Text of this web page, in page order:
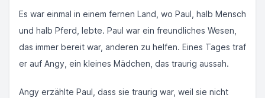
Es war einmal in einem fernen Land, wo Paul, halb Mensch
und halb Pferd, lebte. Paul war ein freundliches Wesen,
das immer bereit war, anderen zu helfen. Eines Tages traf
er auf Angy, ein kleines Mädchen, das traurig aussah.
Angy erzählte Paul, dass sie traurig war, weil sie nicht